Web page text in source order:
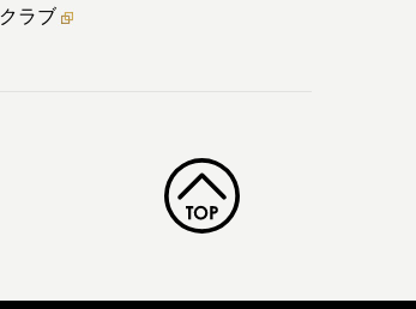
クラブ